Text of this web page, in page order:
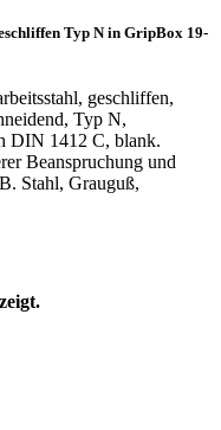
Typ N in GripBox 19-
geschliffen,
Typ N,
DIN 1412 C, blank.
Beanspruchung und
Stahl, Grauguß,